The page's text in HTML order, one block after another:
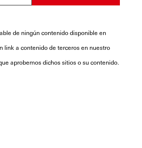
de ningún contenido disponible en
link a contenido de terceros en nuestro
aprobemos dichos sitios o su contenido.